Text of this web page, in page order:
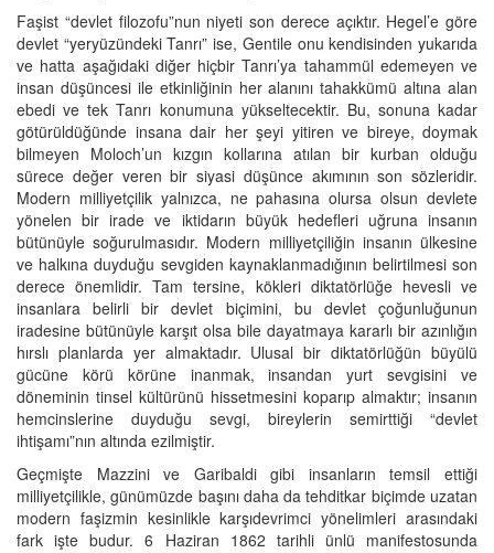
Faşist “devlet filozofu”nun niyeti son derece açıktır. Hegel’e göre
devlet “yeryüzündeki Tanrı” ise, Gentile onu kendisinden yukarıda
ve hatta aşağıdaki diğer hiçbir Tanrı’ya tahammül edemeyen ve
insan düşüncesi ile etkinliğinin her alanını tahakkümü altına alan
ebedi ve tek Tanrı konumuna yükseltecektir. Bu, sonuna kadar
götürüldüğünde insana dair her şeyi yitiren ve bireye, doymak
bilmeyen Moloch’un kızgın kollarına atılan bir kurban olduğu
sürece değer veren bir siyasi düşünce akımının son sözleridir.
Modern milliyetçilik yalnızca, ne pahasına olursa olsun devlete
yönelen bir irade ve iktidarın büyük hedefleri uğruna insanın
bütünüyle soğurulmasıdır. Modern milliyetçiliğin insanın ülkesine
ve halkına duyduğu sevgiden kaynaklanmadığının belirtilmesi son
derece önemlidir. Tam tersine, kökleri diktatörlüğe hevesli ve
insanlara belirli bir devlet biçimini, bu devlet çoğunluğunun
iradesine bütünüyle karşıt olsa bile dayatmaya kararlı bir azınlığın
hırslı planlarda yer almaktadır. Ulusal bir diktatörlüğün büyülü
gücüne körü körüne inanmak, insandan yurt sevgisini ve
döneminin tinsel kültürünü hissetmesini koparıp almaktır; insanın
hemcinslerine duyduğu sevgi, bireylerin semirttiği “devlet
ihtişamı”nın altında ezilmiştir.
Geçmişte Mazzini ve Garibaldi gibi insanların temsil ettiği
milliyetçilikle, günümüzde başını daha da tehditkar biçimde uzatan
modern faşizmin kesinlikle karşıdevrimci yönelimleri arasındaki
fark işte budur. 6 Haziran 1862 tarihli ünlü manifestosunda